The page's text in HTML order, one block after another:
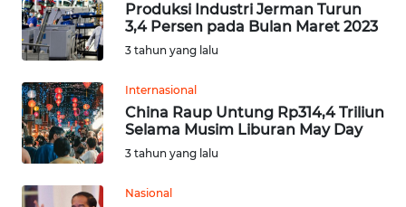
Produksi Industri Jerman Turun
3,4 Persen pada Bulan Maret 2023
3 tahun yang lalu
Internasional
China Raup Untung Rp314,4 Triliun
Selama Musim Liburan May Day
3 tahun yang lalu
Nasional
TEBING
TINGGI
PAKPAK
WN
KARAWANG